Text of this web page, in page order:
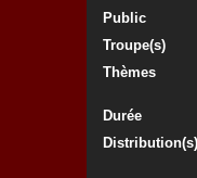
Public
Troupe(s)
Thèmes
Durée
Distribution(s)